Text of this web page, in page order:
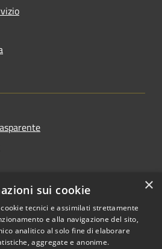
Copyright © 2026 • Comune di
×
sui cookie
tecnici e assimilati strettamente
e alla navigazione del sito,
analitico al solo fine di elaborare
aggregate e anonime.